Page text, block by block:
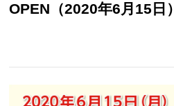
OPEN（2020年6月15日）